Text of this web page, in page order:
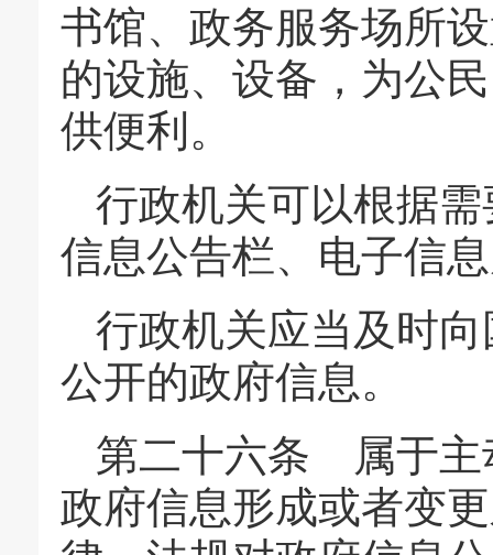
书馆、政务服务场所
的设施、设备，为公
供便利。
行政机关可以根据
信息公告栏、电子信
行政机关应当及时
公开的政府信息。
第二十六条 属于主
政府信息形成或者变